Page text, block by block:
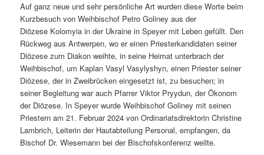
Auf ganz neue und sehr persönliche Art wurden diese Worte beim
Kurzbesuch von Weihbischof Petro Goliney aus der
Diözese Kolomyia in der Ukraine in Speyer mit Leben gefüllt. Den
Rückweg aus Antwerpen, wo er einen Priesterkandidaten seiner
Diözese zum Diakon weihte, in seine Heimat unterbrach der
Weihbischof, um Kaplan Vasyl Vasylyshyn, einen Priester seiner
Diözese, der in Zweibrücken eingesetzt ist, zu besuchen; in
seiner Begleitung war auch Pfarrer Viktor Pryydun, der Ökonom
der Diözese. In Speyer wurde Weihbischof Goliney mit seinen
Priestern am 21. Februar 2024 von Ordinariatsdirektorin Christine
Lambrich, Leiterin der Hautabteilung Personal, empfangen, da
Bischof Dr. Wiesemann bei der Bischofskonferenz weilte.